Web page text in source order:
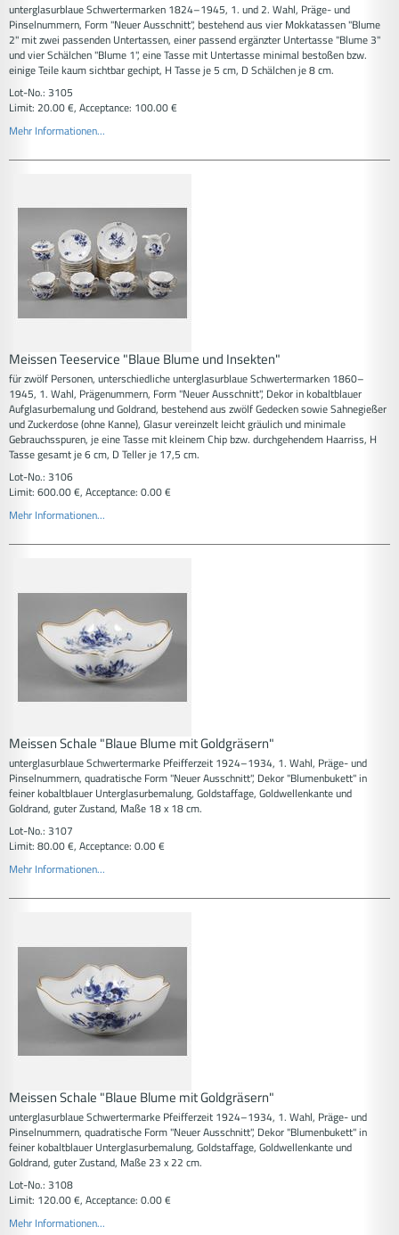
unterglasurblaue Schwertermarken 1824–1945, 1. und 2. Wahl, Präge- und
Pinselnummern, Form "Neuer Ausschnitt", bestehend aus vier Mokkatassen "Blume
2" mit zwei passenden Untertassen, einer passend ergänzter Untertasse "Blume 3"
und vier Schälchen "Blume 1", eine Tasse mit Untertasse minimal bestoßen bzw.
einige Teile kaum sichtbar gechipt, H Tasse je 5 cm, D Schälchen je 8 cm.
Lot-No.: 3105
Limit: 20.00 €, Acceptance: 100.00 €
Mehr Informationen...
Meissen Teeservice "Blaue Blume und Insekten"
für zwölf Personen, unterschiedliche unterglasurblaue Schwertermarken 1860–
1945, 1. Wahl, Prägenummern, Form "Neuer Ausschnitt", Dekor in kobaltblauer
Aufglasurbemalung und Goldrand, bestehend aus zwölf Gedecken sowie Sahnegießer
und Zuckerdose (ohne Kanne), Glasur vereinzelt leicht gräulich und minimale
Gebrauchsspuren, je eine Tasse mit kleinem Chip bzw. durchgehendem Haarriss, H
Tasse gesamt je 6 cm, D Teller je 17,5 cm.
Lot-No.: 3106
Limit: 600.00 €, Acceptance: 0.00 €
Mehr Informationen...
Meissen Schale "Blaue Blume mit Goldgräsern"
unterglasurblaue Schwertermarke Pfeifferzeit 1924–1934, 1. Wahl, Präge- und
Pinselnummern, quadratische Form "Neuer Ausschnitt", Dekor "Blumenbukett" in
feiner kobaltblauer Unterglasurbemalung, Goldstaffage, Goldwellenkante und
Goldrand, guter Zustand, Maße 18 x 18 cm.
Lot-No.: 3107
Limit: 80.00 €, Acceptance: 0.00 €
Mehr Informationen...
Meissen Schale "Blaue Blume mit Goldgräsern"
unterglasurblaue Schwertermarke Pfeifferzeit 1924–1934, 1. Wahl, Präge- und
Pinselnummern, quadratische Form "Neuer Ausschnitt", Dekor "Blumenbukett" in
feiner kobaltblauer Unterglasurbemalung, Goldstaffage, Goldwellenkante und
Goldrand, guter Zustand, Maße 23 x 22 cm.
Lot-No.: 3108
Limit: 120.00 €, Acceptance: 0.00 €
Mehr Informationen...